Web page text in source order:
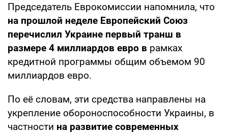
Председатель Еврокомиссии напомнила, что
на прошлой неделе Европейский Союз
перечислил Украине первый транш в
размере 4 миллиардов евро в рамках
кредитной программы общим объемом 90
миллиардов евро.
По её словам, эти средства направлены на
укрепление обороноспособности Украины, в
частности на развитие современных